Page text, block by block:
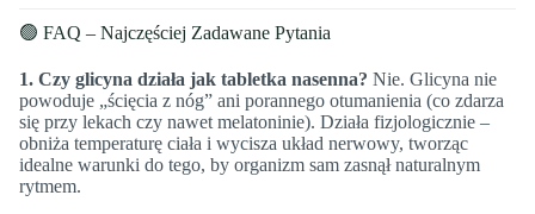
🟢 FAQ – Najczęściej Zadawane Pytania
1. Czy glicyna działa jak tabletka nasenna? Nie. Glicyna nie
powoduje „ścięcia z nóg” ani porannego otumanienia (co zdarza
się przy lekach czy nawet melatoninie). Działa fizjologicznie –
obniża temperaturę ciała i wycisza układ nerwowy, tworząc
idealne warunki do tego, by organizm sam zasnął naturalnym
rytmem.